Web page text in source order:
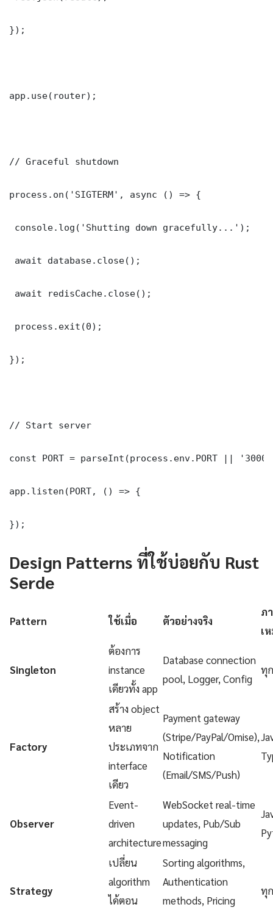
});
app.use(router);
// Graceful shutdown
process.on('SIGTERM', async () => {
console.log('Shutting down gracefully...');
await database.close();
await redisCache.close();
process.exit(0);
});
// Start server
const PORT = parseInt(process.env.PORT ||
app.listen(PORT, () => {
});
Design Patterns ที่ใช้บ่อยกับ Rust
Serde
Pattern ใช้เมื่อ ตัวอย่างจริง
ภ
เ
Singleton
ต้องการ
instance
เดียวทั้ง app
Database connection
pool, Logger, Config
ทุ
Factory
สร้าง object
หลาย
ประเภทจาก
interface
เดียว
Payment gateway
(Stripe/PayPal/Omise),
Notification
(Email/SMS/Push)
Observer
Event-
driven
architecture
WebSocket real-time
updates, Pub/Sub
messaging
Strategy
เปลี่ยน
algorithm
ได้ตอน
Sorting algorithms,
Authentication
methods, Pricing
ทุ